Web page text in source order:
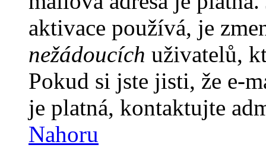
aktivace používá, je
nežádoucích uživatelů,
Pokud si jste jisti, že e-
je platná, kontaktujte
Nahoru